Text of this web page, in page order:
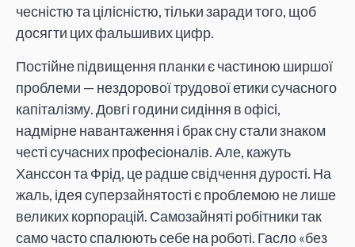
чесністю та цілісністю, тільки заради того, щоб
досягти цих фальшивих цифр.
Постійне підвищення планки є частиною ширшої
проблеми — нездорової трудової етики сучасного
капіталізму. Довгі години сидіння в офісі,
надмірне навантаження і брак сну стали знаком
честі сучасних професіоналів. Але, кажуть
Ханссон та Фрід, це радше свідчення дурості. На
жаль, ідея суперзайнятості є проблемою не лише
великих корпорацій. Самозайняті робітники так
само часто спалюють себе на роботі. Гасло «без